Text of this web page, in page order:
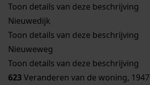
Toon details van deze beschrijving
Nieuwedijk
Toon details van deze beschrijving
Nieuweweg
Toon details van deze beschrijving
623Veranderen van de woning, 1947